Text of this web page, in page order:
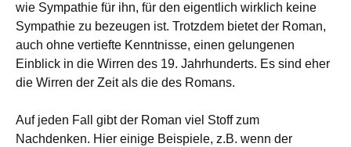
wie Sympathie für ihn, für den eigentlich wirklich keine
Sympathie zu bezeugen ist. Trotzdem bietet der Roman,
auch ohne vertiefte Kenntnisse, einen gelungenen
Einblick in die Wirren des 19. Jahrhunderts. Es sind eher
die Wirren der Zeit als die des Romans.
Auf jeden Fall gibt der Roman viel Stoff zum
Nachdenken. Hier einige Beispiele, z.B. wenn der